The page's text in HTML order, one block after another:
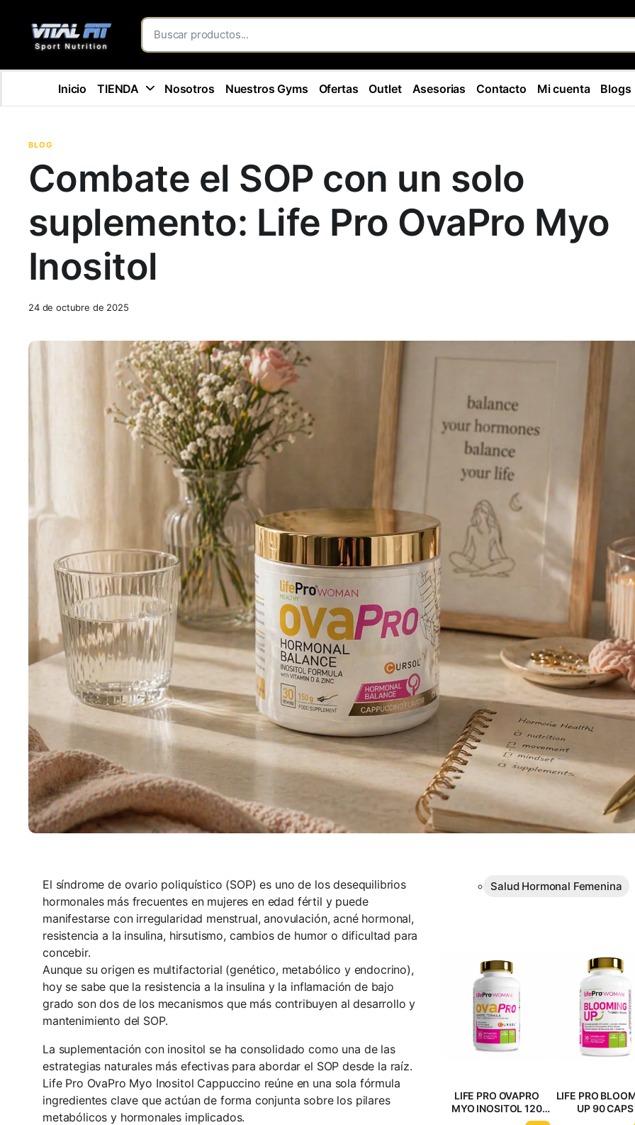
Inicio TIENDA Nosotros Nuestros Gyms Ofertas Outlet Asesorias Contacto Mi cuenta Blogs
BLOG
Combate el SOP con un solo
suplemento: Life Pro OvaPro Myo
Inositol
24 de octubre de 2025
El síndrome de ovario poliquístico (SOP) es uno de los desequilibrios
hormonales más frecuentes en mujeres en edad fértil y puede
manifestarse con irregularidad menstrual, anovulación, acné hormonal,
resistencia a la insulina, hirsutismo, cambios de humor o dificultad para
concebir.
Aunque su origen es multifactorial (genético, metabólico y endocrino),
hoy se sabe que la resistencia a la insulina y la inflamación de bajo
grado son dos de los mecanismos que más contribuyen al desarrollo y
mantenimiento del SOP.
La suplementación con inositol se ha consolidado como una de las
estrategias naturales más efectivas para abordar el SOP desde la raíz.
Life Pro OvaPro Myo Inositol Cappuccino reúne en una sola fórmula
ingredientes clave que actúan de forma conjunta sobre los pilares
metabólicos y hormonales implicados.
Salud Hormonal Femenina
LIFE PRO OVAPRO
MYO INOSITOL 120
LIFE PRO
UP 90 CAPS